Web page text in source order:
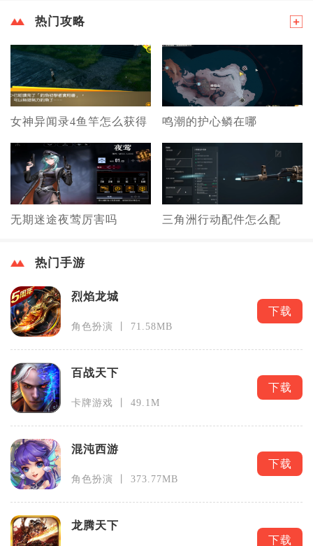
热门攻略
女神异闻录4鱼竿怎么获得 鸣潮的护心鳞在哪
无期迷途夜莺厉害吗 三角洲行动配件怎么配
热门手游
烈焰龙城
角色扮演 丨 71.58MB
下载
百战天下
卡牌游戏 丨 49.1M
下载
混沌西游
角色扮演 丨 373.77MB
下载
龙腾天下
下载